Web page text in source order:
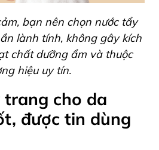
bạn nên chọn nước tẩy
lành tính, không gây kích
chất dưỡng ẩm và thuộc
hiệu uy tín.
cho da
được tin dùng